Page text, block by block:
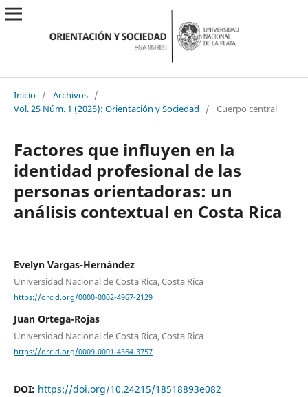
Inicio / Archivos /
Vol. 25 Núm. 1 (2025): Orientación y Sociedad
/ Cuerpo central
Factores que influyen en la
identidad profesional de las
personas orientadoras: un
análisis contextual en Costa Rica
Evelyn Vargas-Hernández
Universidad Nacional de Costa Rica, Costa Rica
https://orcid.org/0000-0002-4967-2129
Juan Ortega-Rojas
Universidad Nacional de Costa Rica, Costa Rica
https://orcid.org/0009-0001-4364-3757
DOI: https://doi.org/10.24215/18518893e082